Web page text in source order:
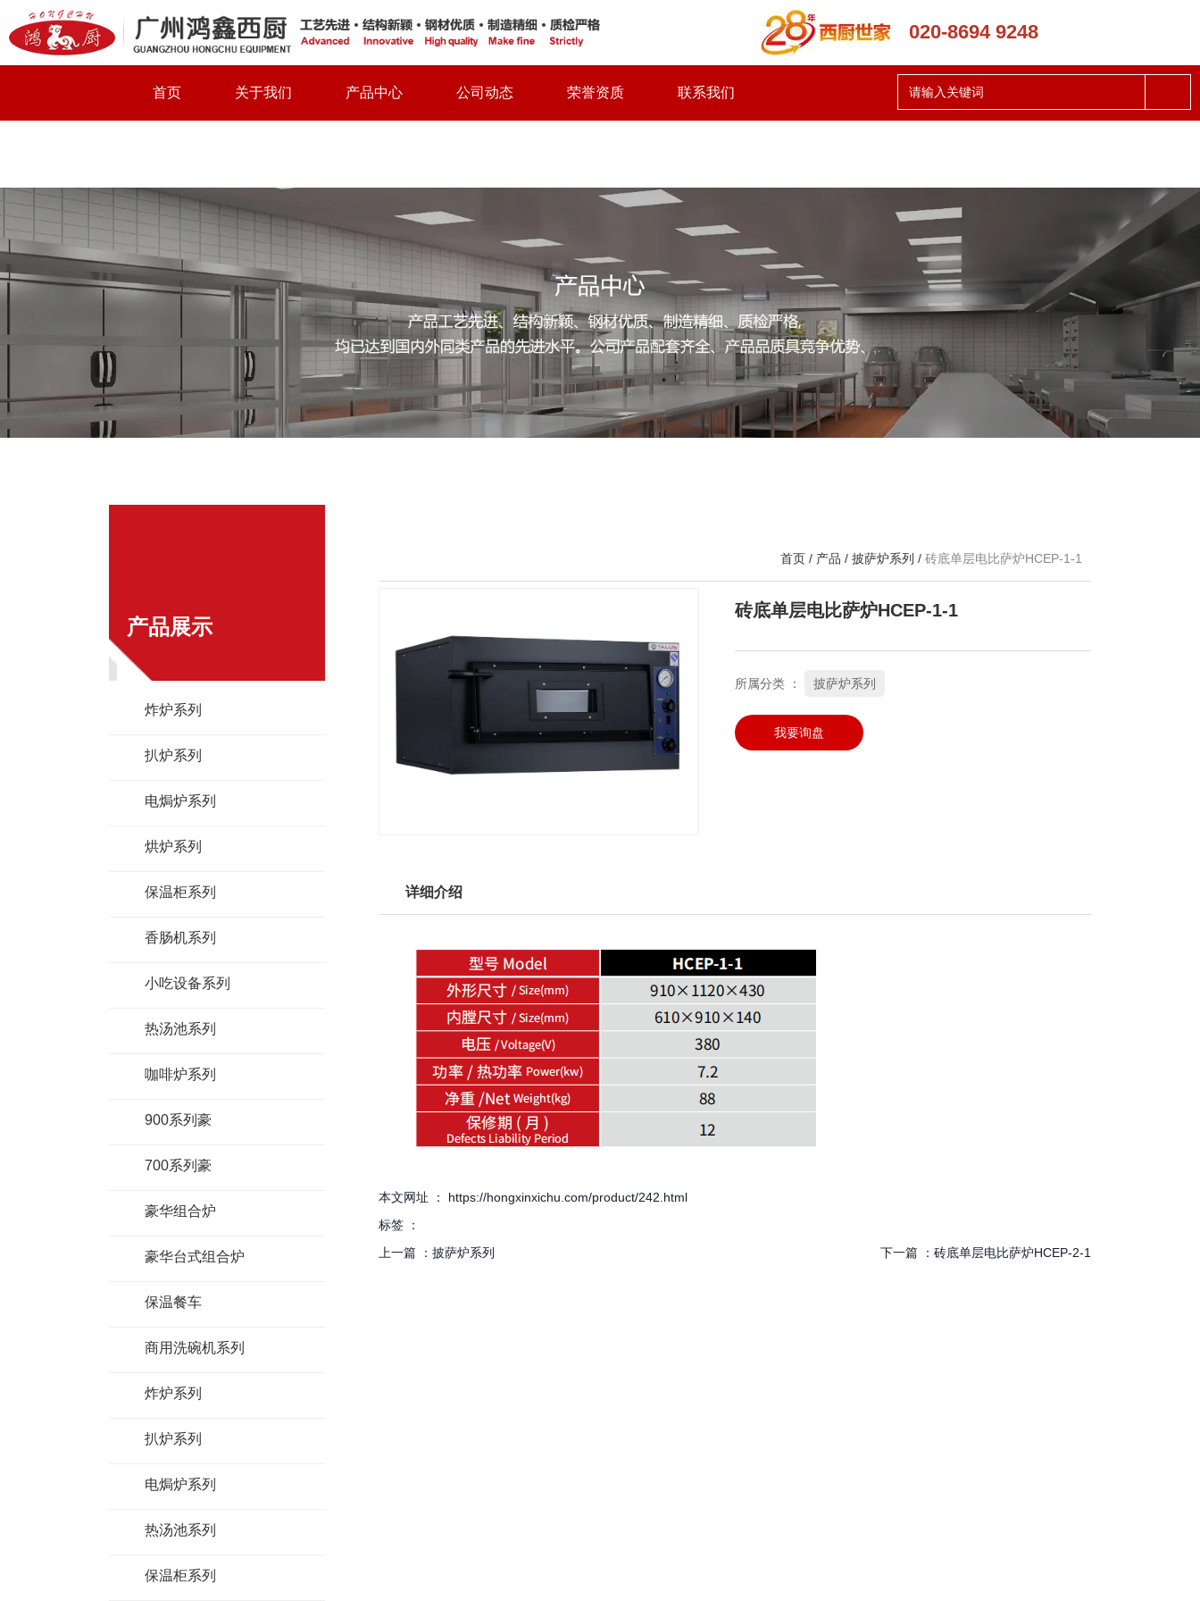
020-8694 9248
首页 关于我们 产品中心 公司动态 荣誉资质 联系我们
产品展示
炸炉系列
扒炉系列
电焗炉系列
烘炉系列
保温柜系列
香肠机系列
小吃设备系列
热汤池系列
咖啡炉系列
900系列豪
700系列豪
豪华组合炉
豪华台式组合炉
保温餐车
商用洗碗机系列
炸炉系列
扒炉系列
电焗炉系列
热汤池系列
保温柜系列
首页 / 产品 / 披萨炉系列 / 砖底单层电比萨炉HCEP-1-1
砖底单层电比萨炉HCEP-1-1
所属分类 ： 披萨炉系列
我要询盘
详细介绍
本文网址 ： https://hongxinxichu.com/product/242.html
标签 ：
上一篇 ： 披萨炉系列 下一篇 ： 砖底单层电比萨炉HCEP-2-1